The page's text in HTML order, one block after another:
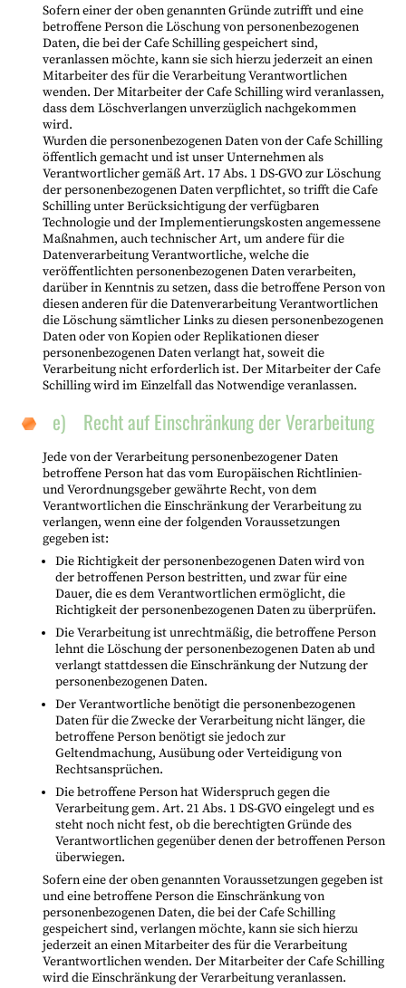
Sofern einer der oben genannten Gründe zutrifft und eine
betroffene Person die Löschung von personenbezogenen
Daten, die bei der Cafe Schilling gespeichert sind,
veranlassen möchte, kann sie sich hierzu jederzeit an einen
Mitarbeiter des für die Verarbeitung Verantwortlichen
wenden. Der Mitarbeiter der Cafe Schilling wird veranlassen,
dass dem Löschverlangen unverzüglich nachgekommen
wird.
Wurden die personenbezogenen Daten von der Cafe Schilling
öffentlich gemacht und ist unser Unternehmen als
Verantwortlicher gemäß Art. 17 Abs. 1 DS-GVO zur Löschung
der personenbezogenen Daten verpflichtet, so trifft die Cafe
Schilling unter Berücksichtigung der verfügbaren
Technologie und der Implementierungskosten angemessene
Maßnahmen, auch technischer Art, um andere für die
Datenverarbeitung Verantwortliche, welche die
veröffentlichten personenbezogenen Daten verarbeiten,
darüber in Kenntnis zu setzen, dass die betroffene Person von
diesen anderen für die Datenverarbeitung Verantwortlichen
die Löschung sämtlicher Links zu diesen personenbezogenen
Daten oder von Kopien oder Replikationen dieser
personenbezogenen Daten verlangt hat, soweit die
Verarbeitung nicht erforderlich ist. Der Mitarbeiter der Cafe
Schilling wird im Einzelfall das Notwendige veranlassen.
e) Recht auf Einschränkung der Verarbeitung
Jede von der Verarbeitung personenbezogener Daten
betroffene Person hat das vom Europäischen Richtlinien-
und Verordnungsgeber gewährte Recht, von dem
Verantwortlichen die Einschränkung der Verarbeitung zu
verlangen, wenn eine der folgenden Voraussetzungen
gegeben ist:
Die Richtigkeit der personenbezogenen Daten wird von
der betroffenen Person bestritten, und zwar für eine
Dauer, die es dem Verantwortlichen ermöglicht, die
Richtigkeit der personenbezogenen Daten zu überprüfen.
Die Verarbeitung ist unrechtmäßig, die betroffene Person
lehnt die Löschung der personenbezogenen Daten ab und
verlangt stattdessen die Einschränkung der Nutzung der
personenbezogenen Daten.
Der Verantwortliche benötigt die personenbezogenen
Daten für die Zwecke der Verarbeitung nicht länger, die
betroffene Person benötigt sie jedoch zur
Geltendmachung, Ausübung oder Verteidigung von
Rechtsansprüchen.
Die betroffene Person hat Widerspruch gegen die
Verarbeitung gem. Art. 21 Abs. 1 DS-GVO eingelegt und es
steht noch nicht fest, ob die berechtigten Gründe des
Verantwortlichen gegenüber denen der betroffenen Person
überwiegen.
Sofern eine der oben genannten Voraussetzungen gegeben ist
und eine betroffene Person die Einschränkung von
personenbezogenen Daten, die bei der Cafe Schilling
gespeichert sind, verlangen möchte, kann sie sich hierzu
jederzeit an einen Mitarbeiter des für die Verarbeitung
Verantwortlichen wenden. Der Mitarbeiter der Cafe Schilling
wird die Einschränkung der Verarbeitung veranlassen.